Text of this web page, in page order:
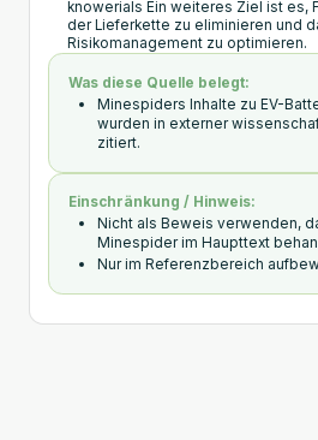
knowerials Ein weiteres Ziel ist es,
der Lieferkette zu eliminieren und
Risikomanagement zu optimieren.
Was diese Quelle belegt:
Minespiders Inhalte zu EV-
wurden in externer
zitiert.
Einschränkung / Hinweis:
Nicht als Beweis verwenden,
Minespider im Haupttext
Nur im Referenzbereich